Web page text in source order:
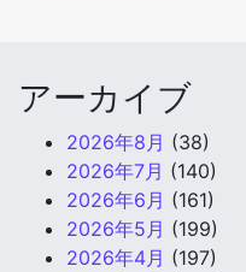
アーカイブ
2026年8月 (38)
2026年7月 (140)
2026年6月 (161)
2026年5月 (199)
2026年4月 (197)